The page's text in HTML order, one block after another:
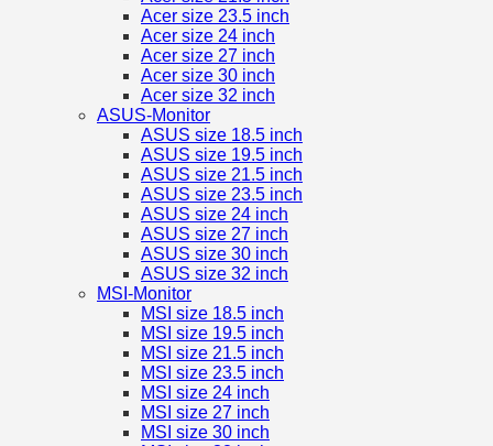
Acer size 23.5 inch
Acer size 24 inch
Acer size 27 inch
Acer size 30 inch
Acer size 32 inch
ASUS-Monitor
ASUS size 18.5 inch
ASUS size 19.5 inch
ASUS size 21.5 inch
ASUS size 23.5 inch
ASUS size 24 inch
ASUS size 27 inch
ASUS size 30 inch
ASUS size 32 inch
MSI-Monitor
MSI size 18.5 inch
MSI size 19.5 inch
MSI size 21.5 inch
MSI size 23.5 inch
MSI size 24 inch
MSI size 27 inch
MSI size 30 inch